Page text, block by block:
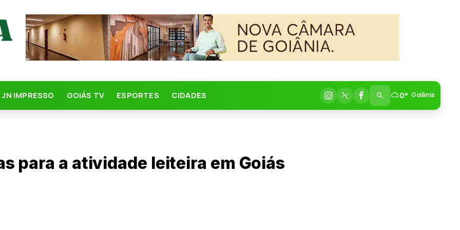
JN IMPRESSO GOIÁS TV ESPORTES CIDADES 0° Goiânia
para a atividade leiteira em Goiás